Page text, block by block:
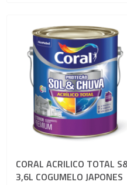
Adicionar
à
lista
de
desejos
Adicionar
para
Comparar
CORAL ACRILICO TOTAL
3,6L COGUMELO JAPONES